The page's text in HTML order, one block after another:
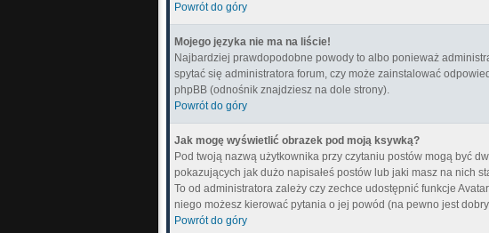
Powrót do góry
Mojego języka nie ma na liście!
Najbardziej prawdopodobne powody to albo ponieważ
spytać się administratora forum, czy może zainstalować
phpBB (odnośnik znajdziesz na dole strony).
Powrót do góry
Jak mogę wyświetlić obrazek pod moją ksywką?
Pod twoją nazwą użytkownika przy czytaniu postów mogą być
pokazujących jak dużo napisałeś postów lub jaki masz na nich
To od administratora zależy czy zechce udostępnić funkcje
niego możesz kierować pytania o jej powód (na pewno jest
Powrót do góry